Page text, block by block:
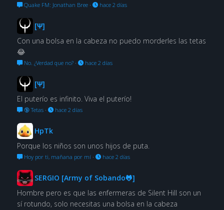
Quake FM: Jonathan Bree· hace 2 días
[Ψ]
Con una bolsa en la cabeza no puedo morderles las tetas
😂
No. ¿Verdad que no?· hace 2 días
[Ψ]
El puterío es infinito. Viva el puterío!
🔞 Tetas· hace 2 días
HpTk
Porque los niños son unos hijos de puta.
Hoy por ti, mañana por mí· hace 2 días
SERGIO [Army of Sobando🐸]
Hombre pero es que las enfermeras de Silent Hill son un
sí rotundo, solo necesitas una bolsa en la cabeza